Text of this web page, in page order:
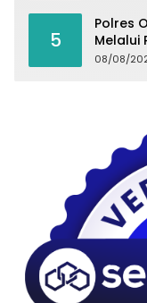
5
Polres
Melalui
08/08/